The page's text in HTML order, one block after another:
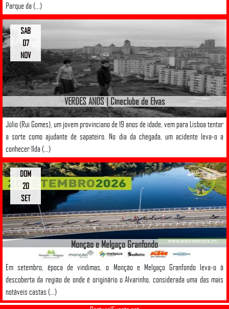
Parque da (...)
VERDES ANOS | Cineclube de Elvas
Júlio (Rui Gomes), um jovem provinciano de 19 anos de idade, vem para Lisboa tentar
a sorte como ajudante de sapateiro. No dia da chegada, um acidente leva-o a
conhecer Ilda (...)
SAB
07
NOV
Monção e Melgaço Granfondo
Em setembro, época de vindimas, o Monção e Melgaço Granfondo leva-o à
descoberta da região de onde é originário o Alvarinho, considerada uma das mais
notáveis castas (...)
DOM
20
SET